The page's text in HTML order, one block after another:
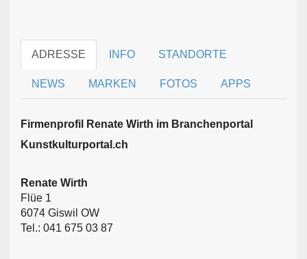
ADRESSE INFO STANDORTE
NEWS MARKEN FOTOS APPS
Firmen­profil Renate Wirth im Branchen­portal
Kunstkulturportal.ch
Renate Wirth
Flüe 1
6074 Giswil OW
Tel.: 041 675 03 87